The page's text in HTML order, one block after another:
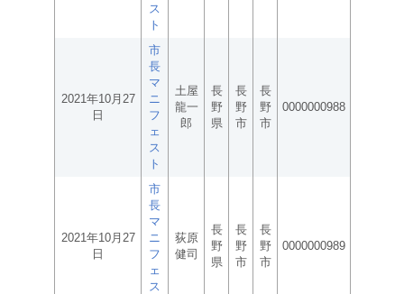
ス
ト
2021年10月27
日
市
長
マ
ニ
フ
ェ
ス
ト
土屋
龍一
郎
長
野
県
長
野
市
長
野
市
0000000988
2021年10月27
日
市
長
マ
ニ
フ
ェ
ス
荻原
健司
長
野
県
長
野
市
長
野
市
0000000989